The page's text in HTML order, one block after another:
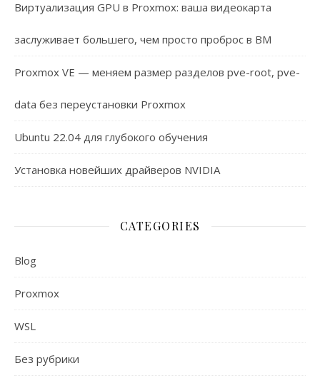
Виртуализация GPU в Proxmox: ваша видеокарта
заслуживает большего, чем просто проброс в ВМ
Proxmox VE — меняем размер разделов pve-root, pve-
data без переустановки Proxmox
Ubuntu 22.04 для глубокого обучения
Установка новейших драйверов NVIDIA
CATEGORIES
Blog
Proxmox
WSL
Без рубрики